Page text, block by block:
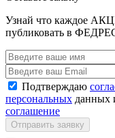
Узнай что каждое
публиковать в
Подтверждаю
персональных данных
соглашение
Отправить заявку